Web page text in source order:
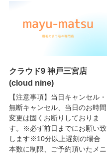
クラウド9 神戸三宮店
(cloud nine)
【注意事項】当日キャンセル・
無断キャンセル、当日のお時間
変更は固くお断りしておりま
す。※必ず前日までにお願い致
します※10分以上遅刻の場合
本数に制限、ご予約頂いたメニ